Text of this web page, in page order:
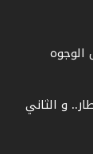
و الثاني